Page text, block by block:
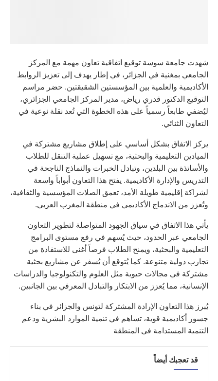
شهدت جامعة سوسة توقيع اتفاقية تعاون مهمة مع المركز
الجامعي بمغنية في الجزائر، في إطار يهدف إلى تعزيز الروابط
الأكاديمية والعلمية بين المؤسستين الشقيقتين. حضر مراسم
التوقيع الدكتور قدري رياض، مدير المركز الجامعي الجزائري،
ليُضفي طابعاً رسمياً على هذه الخطوة التي تُعد نقلة نوعية في
التعاون الثنائي.
يركز الاتفاق بشكل أساسي على إطلاق مشاريع مشتركة في
الميادين التعليمية والبحثية، مع تسهيل عملية التنقل للطلاب
والأساتذة بين البلدين، وتبادل الخبرات والنماذج الناجحة في
التدريس والإدارة الأكاديمية. يفتح هذا التعاون أبواباً واسعة
لشراكة إقليمية طويلة الأمد، تعمق الصلات المؤسسية والثقافية،
وتُعزز من الاندماج الأكاديمي في منطقة المغرب العربي.
يأتي هذا الاتفاق في سياق الجهود المتواصلة لتطوير التعاون
الجامعي عبر الحدود، حيث يُسهم في رفع مستوى البرامج
التعليمية والبحثية، ويمنح الطلاب فرصاً أغنى للاستفادة من
تجارب دولية متنوعة. كما يُتوقع أن يُسفر عن مشاريع بحثية
مشتركة في مجالات حيوية مثل العلوم والتكنولوجيا والدراسات
الإنسانية، مما يُعزز من الابتكار والتبادل المعرفي بين الجانبين.
يُبرز هذا التعاون الإرادة المشتركة لتونس والجزائر في بناء
جسور أكاديمية قوية، تساهم في تنمية الموارد البشرية ودعم
التنمية المستدامة في المنطقة
قد تعجبك أيضاً